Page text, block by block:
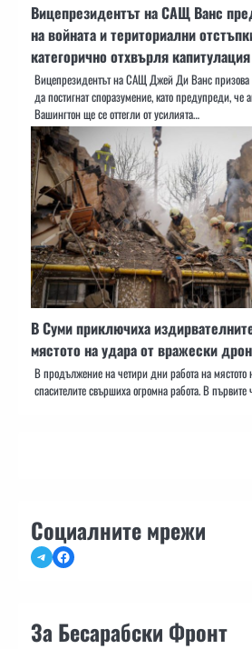
Вицепрезидентът на САЩ Ванс
на войната и териториални
категорично отхвърля капитулация
Вицепрезидентът на САЩ Джей Ди Ванс призова
да постигнат споразумение, като предупреди, че
Вашингтон ще се оттегли от усилията…
В Суми приключиха
мястото на удара от вражески дрон
В продължение на четири дни работа на
спасителите свършиха огромна работа. В първите
Социалните мрежи
TelegramFacebook
За Бесарабски Фронт